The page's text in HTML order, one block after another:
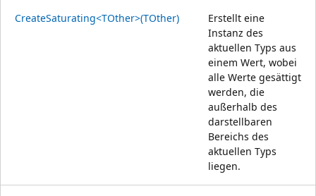
CreateSaturating<TOther>(TOther)
Erstellt eine
Instanz des
aktuellen Typs aus
einem Wert, wobei
alle Werte gesättigt
werden, die
außerhalb des
darstellbaren
Bereichs des
aktuellen Typs
liegen.